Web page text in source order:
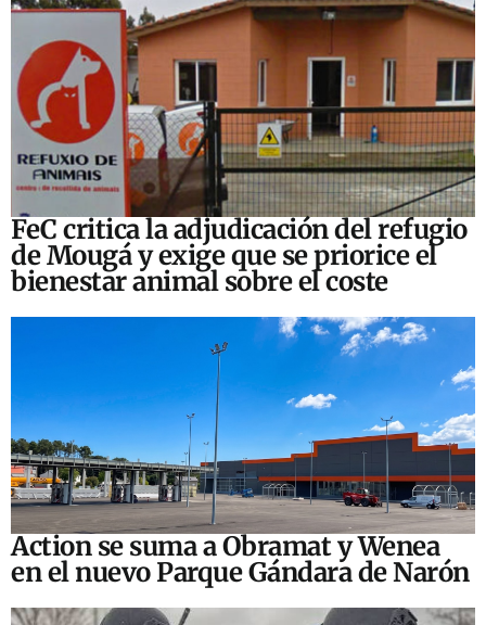
FeC critica la adjudicación del refugio
de Mougá y exige que se priorice el
bienestar animal sobre el coste
Action se suma a Obramat y Wenea
en el nuevo Parque Gándara de Narón